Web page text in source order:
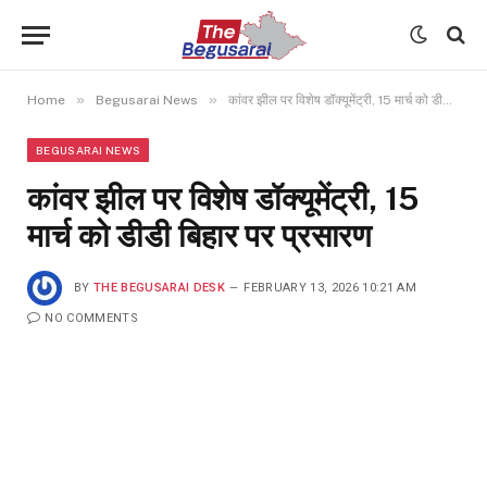
Home » Begusarai News » कांवर झील पर विशेष डॉक्यूमेंट्री, 15 मार्च को डीडी बिहार पर प्रसारण
BEGUSARAI NEWS
कांवर झील पर विशेष डॉक्यूमेंट्री, 15
मार्च को डीडी बिहार पर प्रसारण
BY THE BEGUSARAI DESK FEBRUARY 13, 2026 10:21 AM
NO COMMENTS